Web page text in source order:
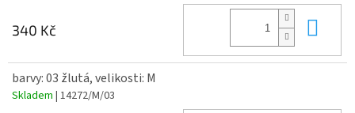
340 Kč
barvy: 03 žlutá, velikosti: M
Skladem | 14272/M/03